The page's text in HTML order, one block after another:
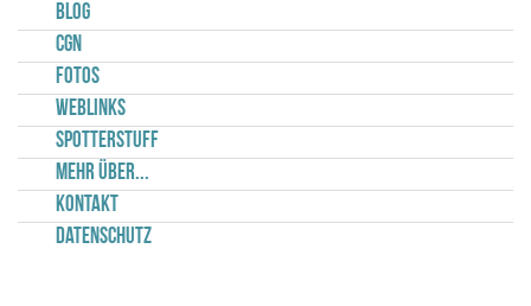
Blog
CGN
Fotos
Weblinks
Spotterstuff
Mehr über...
Kontakt
Datenschutz